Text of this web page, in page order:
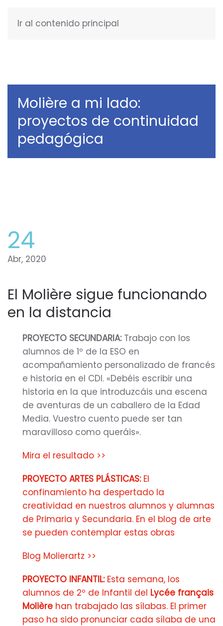
Ir al contenido principal
Molière a mi lado:
proyectos de continuidad
pedagógica
24
Abr, 2020
El Molière sigue funcionando
en la distancia
PROYECTO SECUNDARIA:Trabajo con los
alumnos de 1º de la ESO en
acompañamiento personalizado de francés
e historia en el CDI. «Debéis escribir una
historia en la que introduzcáis una escena
de aventuras de un caballero de la Edad
Media. Vuestro cuento puede ser tan
maravilloso como queráis».
Mira el resultado >>
PROYECTO ARTES PLÁSTICAS:El
confinamiento ha despertado la
creatividad en nuestros alumnos y alumnas
de Primaria y Secundaria. En el blog de arte
se pueden contemplar estas obras
Blog Molierartz >>
PROYECTO INFANTIL:Esta semana, los
alumnos de 2º de Infantil del Lycée français
Molière han trabajado las sílabas. El primer
paso ha sido pronunciar cada sílaba de una